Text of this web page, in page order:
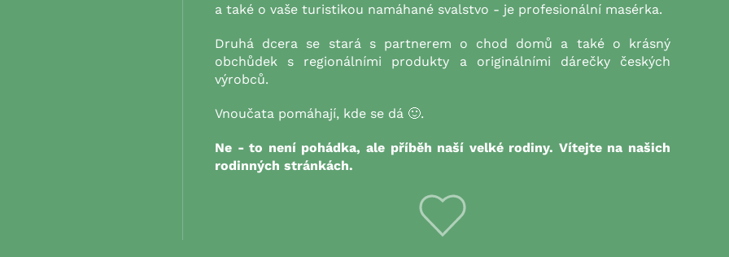
a také o vaše turistikou namáhané svalstvo - je profesionální masérka.
Druhá dcera se stará s partnerem o chod domů a také o krásný
obchůdek s regionálními produkty a originálními dárečkyčeských
výrobců.
Vnoučata pomáhají, kde se dá 🙂.
Ne - to není pohádka, ale příběh naší velké rodiny. Vítejte na našich
rodinných stránkách.